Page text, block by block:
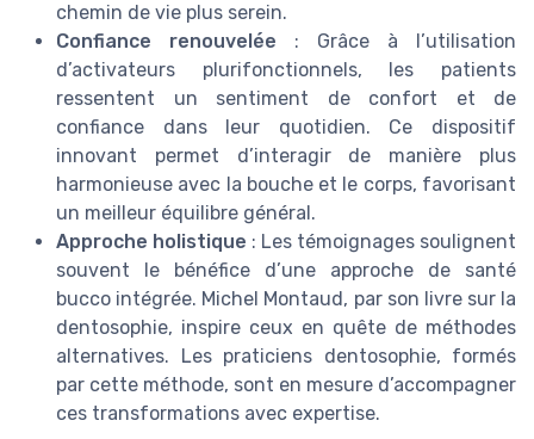
chemin de vie plus serein.
Confiance renouvelée : Grâce à l’utilisation
d’activateurs plurifonctionnels, les patients
ressentent un sentiment de confort et de
confiance dans leur quotidien. Ce dispositif
innovant permet d’interagir de manière plus
harmonieuse avec la bouche et le corps, favorisant
un meilleur équilibre général.
Approche holistique : Les témoignages soulignent
souvent le bénéfice d’une approche de santé
bucco intégrée. Michel Montaud, par son livre sur la
dentosophie, inspire ceux en quête de méthodes
alternatives. Les praticiens dentosophie, formés
par cette méthode, sont en mesure d’accompagner
ces transformations avec expertise.